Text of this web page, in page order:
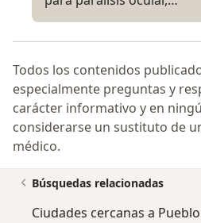
Todos los contenidos
especialmente preguntas y
carácter informativo y en
considerarse un sustituto de
médico.
Búsquedas relacionadas
Ciudades cercanas a